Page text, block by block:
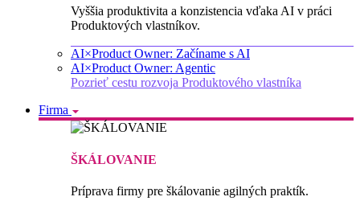
Vyššia produktivita a konzistencia vďaka AI v práci
Produktových vlastníkov.
AI×Product Owner: Začíname s AI
AI×Product Owner: Agentic
Pozrieť cestu rozvoja Produktového vlastníka
Firma
ŠKÁLOVANIE
Príprava firmy pre škálovanie agilných praktík.